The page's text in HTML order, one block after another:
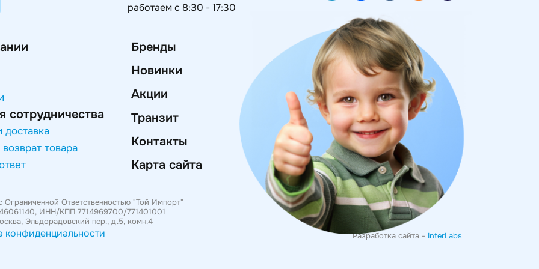
работаем с 8:30 - 17:30
сотрудничества
доставка
товара
Бренды
Новинки
Акции
Транзит
Контакты
Карта сайта
Ограниченной Ответственностью "Той Импорт"
ИНН/КПП 7714969700/771401001
Эльдорадовский пер., д.5, комн.4
конфиденциальности Разработка сайта - InterLabs